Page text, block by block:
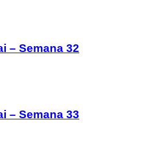
– Semana 32
– Semana 33